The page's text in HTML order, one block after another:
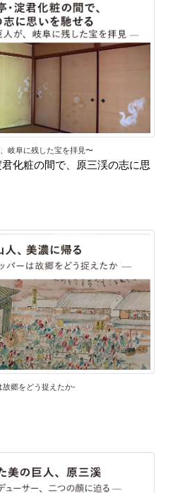
岐阜に残した宝を拝見〜
化粧の間で、原三渓の志に思
故郷をどう捉えたか-